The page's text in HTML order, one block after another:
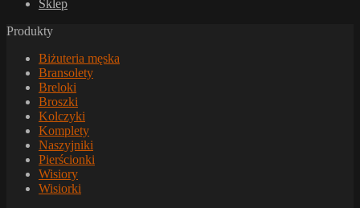
Sklep
Produkty
Biżuteria męska
Bransolety
Breloki
Broszki
Kolczyki
Komplety
Naszyjniki
Pierścionki
Wisiory
Wisiorki